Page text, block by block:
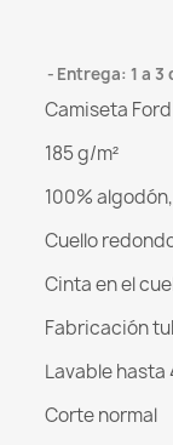
Entrega: 1 a 3
Camiseta Ford
185 g/m²
100%
Cuello
Cinta en el
Fabricación
Lavable hasta
Corte normal